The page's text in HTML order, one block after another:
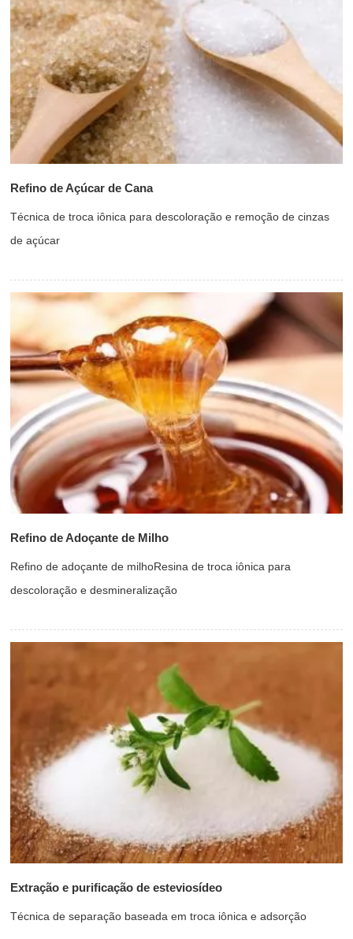
Refino de Açúcar de Cana
Técnica de troca iônica para descoloração e remoção de cinzas
de açúcar
Refino de Adoçante de Milho
Refino de adoçante de milhoResina de troca iônica para
descoloração e desmineralização
Extração e purificação de esteviosídeo
Técnica de separação baseada em troca iônica e adsorção